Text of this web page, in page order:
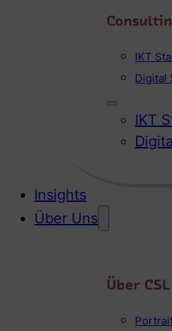
IKT
Digital
IKT
Insights
Über Uns
Über